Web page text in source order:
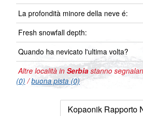
La profondità minore della neve é:
Fresh snowfall depth:
Quando ha nevicato l'ultima volta?
Altre località in Serbia stanno
(0) /buona pista (0)
Kopaonik Rapporto